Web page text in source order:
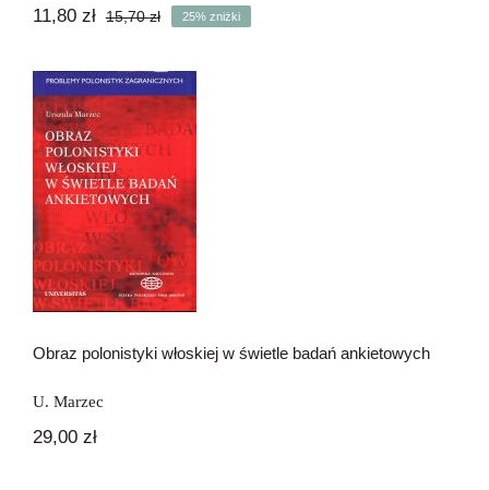
15,70złPierwotna
wynosiła:
15,70 zł.
11,80 zł
Aktualna
wynosi:
11,80 zł.
25% zniżki
Obraz polonistyki włoskiej w świetle
badań ankietowych
Obraz polonistyki włoskiej w świetle badań ankietowych
U. Marzec
29,00 zł